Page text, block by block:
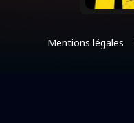
Mentions légales